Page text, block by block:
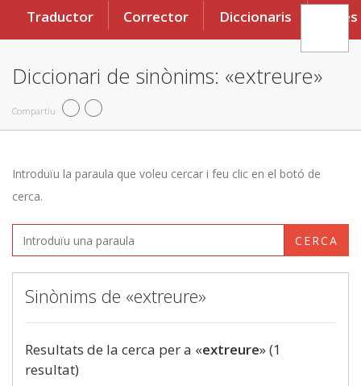
Traductor Corrector Diccionaris Eines
Diccionari de sinònims: «extreure»
Compartiu
Introduïu la paraula que voleu cercar i feu clic en el botó de
cerca.
CERCA
Sinònims de «extreure»
Resultats de la cerca per a «extreure» (1
resultat)